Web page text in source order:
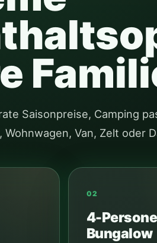
Saisonpreise, Camping
Wohnwagen, Van, Zelt oder
02
4-
Bungalow